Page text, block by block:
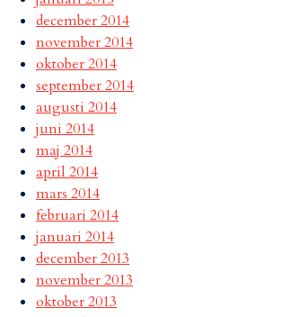
december 2014
november 2014
oktober 2014
september 2014
augusti 2014
juni 2014
maj 2014
april 2014
mars 2014
februari 2014
januari 2014
december 2013
november 2013
oktober 2013